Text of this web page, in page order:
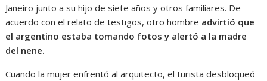
Janeiro junto a su hijo de siete años y otros familiares. De
acuerdo con el relato de testigos, otro hombre advirtió que
el argentino estaba tomando fotos y alertó a la madre
del nene.
Cuando la mujer enfrentó al arquitecto, el turista desbloqueó